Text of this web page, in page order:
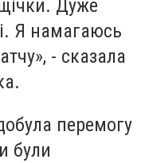
Дуже
Я намагаюсь
- сказала
перемогу
були